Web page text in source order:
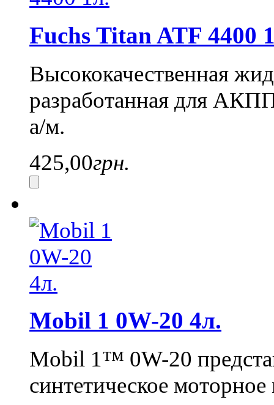
Fuchs Titan ATF 4400
Высококачественная
разработанная для
а/м.
425,00грн.
Mobil 1 0W-20 4л.
Mobil 1™ 0W-20
синтетическое